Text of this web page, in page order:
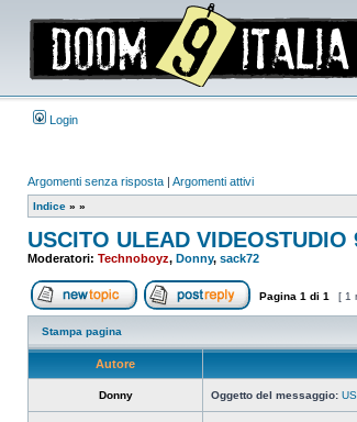
Login
Argomenti senza risposta | Argomenti attivi
Indice » »
USCITO ULEAD VIDEOSTUDIO
Moderatori: Technoboyz, Donny, sack72
Apri un nuovo argomentoRispondi
Pagina 1 di 1 [ 1
Stampa pagina
Autore
Donny Oggetto del messaggio: